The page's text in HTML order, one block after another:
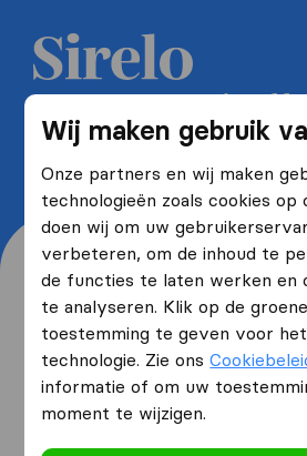
Wij maken gebruik
Onze partners en wij maken
technologieën zoals cookies op
doen wij om uw
verbeteren, om de inhoud te
de functies te laten werken en
te analyseren. Klik op de
toestemming te geven voor
technologie. Zie ons
informatie of om uw
moment te wijzigen.
Ontvang 5 gratis
verhuisfirma's en
40%
Waar woont u
verhuist u